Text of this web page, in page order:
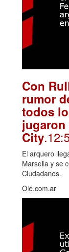
Con
rumor
todos
jugaron
City
El arquero
Marsella y se
Ciudadanos.
Olé.com.ar